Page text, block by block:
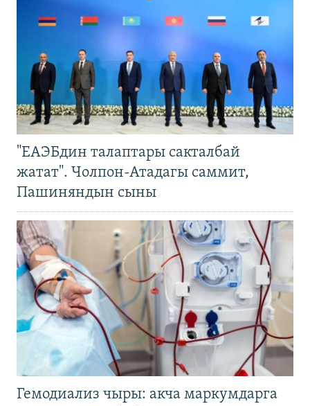
"ЕАЭБдин талаптары сакталбай
жатат". Чолпон-Атадагы саммит,
Пашиняндын сыны
Гемодиализ чыры: акча маркумдарга